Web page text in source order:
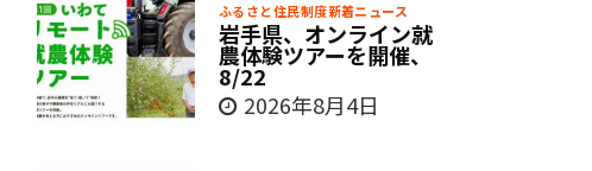
ふるさと住民制度新着ニュース
岩手県、オンライン就
農体験ツアーを開催、
8/22
2026年8月4日